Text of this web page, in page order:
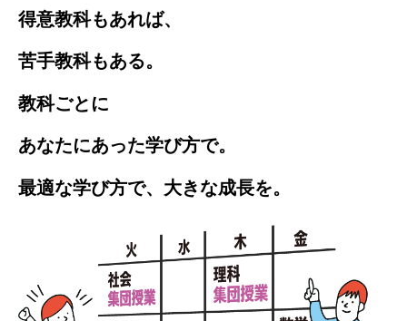
得意教科もあれば、
苦手教科もある。
教科ごとに
あなたにあった学び方で。
最適な学び方で、大きな成長を。